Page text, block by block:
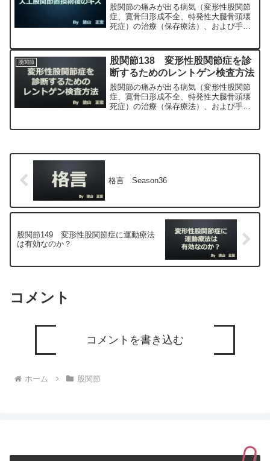
股関節の痛みが出る病気（変形性股関節
症、寛骨臼形成不全、特発性大腿骨頭壊
死症）の治療（保存療法）、および手術
科専門医（人工関節手術を専門）の塗山
正宏が色々と説明します。
股関節
股関節138 変形性股関節症を診
断するためのレントゲン検査方法
股関節の痛みが出る病気（変形性股関節
症、寛骨臼形成不全、特発性大腿骨頭壊
死症）の治療（保存療法）、および手術
格言 Season36
股関節149 変形性股関節症に運動療法
は有効なのか？
コメント
コメントを書き込む
ホーム 股関節